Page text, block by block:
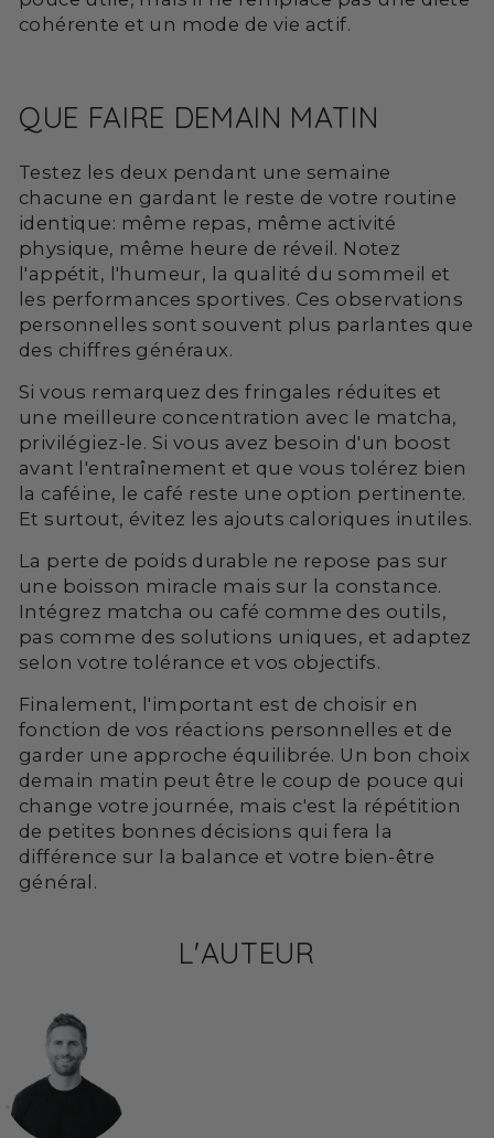
cohérente et un mode de vie actif.
QUE FAIRE DEMAIN MATIN
Testez les deux pendant une semaine
chacune en gardant le reste de votre routine
identique: même repas, même activité
physique, même heure de réveil. Notez
l'appétit, l'humeur, la qualité du sommeil et
les performances sportives. Ces observations
personnelles sont souvent plus parlantes que
des chiffres généraux.
Si vous remarquez des fringales réduites et
une meilleure concentration avec le matcha,
privilégiez-le. Si vous avez besoin d'un boost
avant l'entraînement et que vous tolérez bien
la caféine, le café reste une option pertinente.
Et surtout, évitez les ajouts caloriques inutiles.
La perte de poids durable ne repose pas sur
une boisson miracle mais sur la constance.
Intégrez matcha ou café comme des outils,
pas comme des solutions uniques, et adaptez
selon votre tolérance et vos objectifs.
Finalement, l'important est de choisir en
fonction de vos réactions personnelles et de
garder une approche équilibrée. Un bon choix
demain matin peut être le coup de pouce qui
change votre journée, mais c'est la répétition
de petites bonnes décisions qui fera la
différence sur la balance et votre bien-être
général.
L'AUTEUR